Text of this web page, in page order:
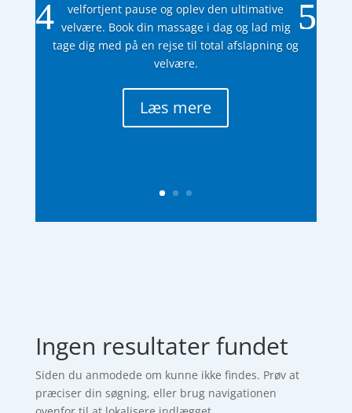
velfortjent pause og oplev den ultimative
velvære. Book din massage i dag og lad mig
tage dig med på en rejse til total afslapning og
velvære.
Læs mere
Ingen resultater fundet
Siden du anmodede om kunne ikke findes. Prøv at
præciser din søgning, eller brug navigationen